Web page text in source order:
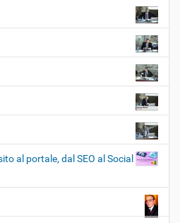
al portale, dal SEO al Social